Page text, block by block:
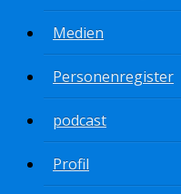
Medien
Personenregister
podcast
Profil